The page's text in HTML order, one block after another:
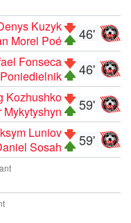
46'
Kuzyk
Morel Poé
46'
Fonseca
59'
Kozhushko
Mykytyshyn
59'
Luniov
Sosah